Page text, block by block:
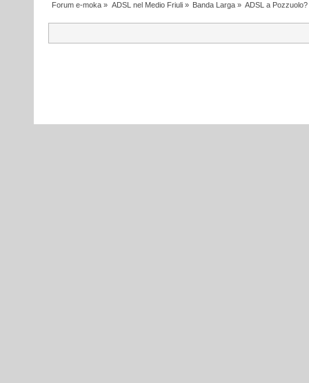
Forum e-moka » ADSL nel Medio Friuli» Banda Larga» ADSL a Pozzuolo?